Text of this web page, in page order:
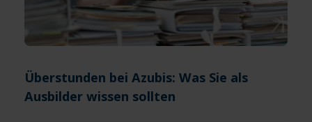
Überstunden bei Azubis: Was Sie als
Ausbilder wissen sollten